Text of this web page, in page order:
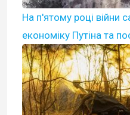
На п'ятому році війни
економіку Путіна та